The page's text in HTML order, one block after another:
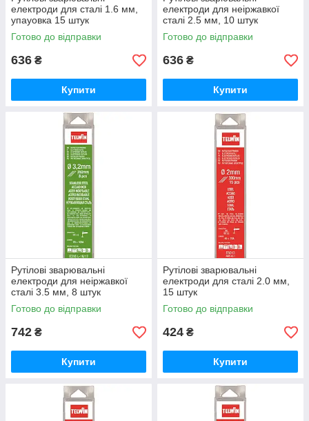
електроди для сталі 1.6 мм,
упауовка 15 штук
Готово до відправки
636 ₴
Купити
електроди для неіржавкої
сталі 2.5 мм, 10 штук
Готово до відправки
636 ₴
Купити
Рутілові зварювальні
електроди для неіржавкої
сталі 3.5 мм, 8 штук
Готово до відправки
742 ₴
Купити
Рутілові зварювальні
електроди для сталі 2.0 мм,
15 штук
Готово до відправки
424 ₴
Купити